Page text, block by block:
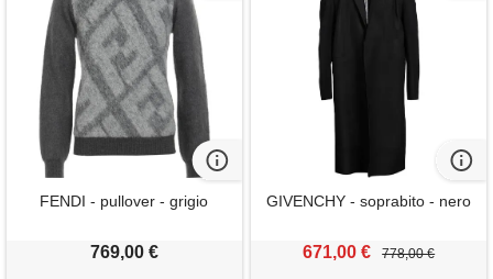
FENDI - pullover - grigio
769,00 €
GIVENCHY - soprabito - nero
671,00 € 778,00 €